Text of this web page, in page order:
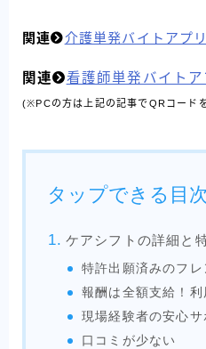
関連 介護単発バイトアプ
関連 看護師単発バイト
(※PCの方は上記の記事でQRコード
タップできる目次
ケアシフトの詳細と
特許出願済みのフ
報酬は全額支給！
現場経験者の安心サ
口コミが少ない